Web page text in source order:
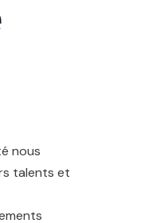
nous
talents et